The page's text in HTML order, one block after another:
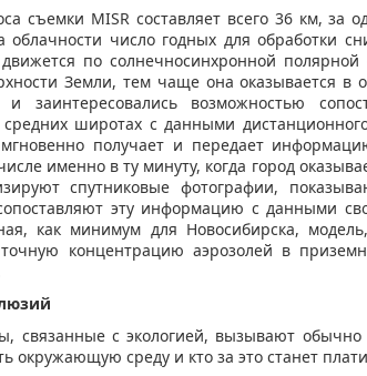
съемки MISR составляет всего 36 км, за
облачности число годных для обработки
по солнечносинхронной
Земли, тем чаще она оказывается в
и заинтересовались возможностью
широтах с данными
получает и передает
именно в ту минуту, когда город
спутниковые фотографии,
эту информацию с данными
как минимум для Новосибирска,
концентрацию аэрозолей в
связанные с экологией, вызывают
окружающую среду и кто за это станет